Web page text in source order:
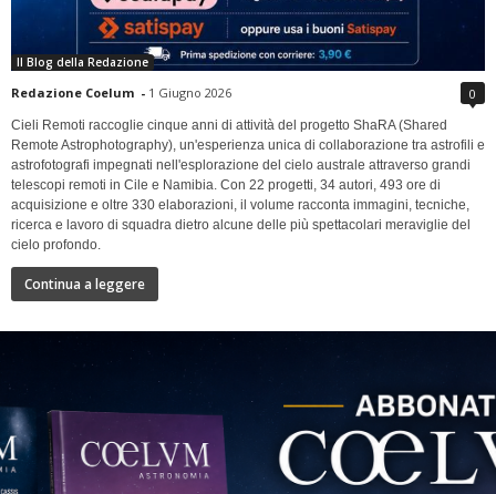
Il Blog della Redazione
Redazione Coelum - 1 Giugno 2026 0
Cieli Remoti raccoglie cinque anni di attività del progetto ShaRA (Shared
Remote Astrophotography), un'esperienza unica di collaborazione tra astrofili e
astrofotografi impegnati nell'esplorazione del cielo australe attraverso grandi
telescopi remoti in Cile e Namibia. Con 22 progetti, 34 autori, 493 ore di
acquisizione e oltre 330 elaborazioni, il volume racconta immagini, tecniche,
ricerca e lavoro di squadra dietro alcune delle più spettacolari meraviglie del
cielo profondo.
Continua a leggere